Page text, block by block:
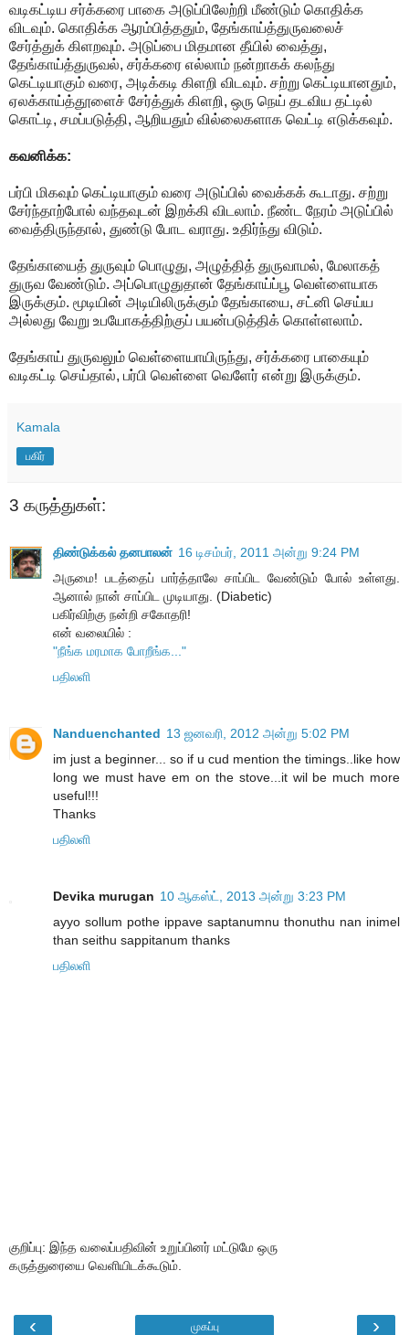
வடிகட்டிய சர்க்கரை பாகை அடுப்பிலேற்றி மீண்டும் கொதிக்க
விடவும். கொதிக்க ஆரம்பித்ததும், தேங்காய்த்துருவலைச்
சேர்த்துக் கிளறவும். அடுப்பை மிதமான தீயில் வைத்து,
தேங்காய்த்துருவல், சர்க்கரை எல்லாம் நன்றாகக் கலந்து
கெட்டியாகும் வரை, அடிக்கடி கிளறி விடவும். சற்று கெட்டியானதும்,
ஏலக்காய்த்தூளைச் சேர்த்துக் கிளறி, ஒரு நெய் தடவிய தட்டில்
கொட்டி, சமப்படுத்தி, ஆறியதும் வில்லைகளாக வெட்டி எடுக்கவும்.
கவனிக்க:
பர்பி மிகவும் கெட்டியாகும் வரை அடுப்பில் வைக்கக் கூடாது. சற்று
சேர்ந்தாற்போல் வந்தவுடன் இறக்கி விடலாம். நீண்ட நேரம் அடுப்பில்
வைத்திருந்தால், துண்டு போட வராது. உதிர்ந்து விடும்.
தேங்காயைத் துருவும் பொழுது, அழுத்தித் துருவாமல், மேலாகத்
துருவ வேண்டும். அப்பொழுதுதான் தேங்காய்ப்பூ வெள்ளையாக
இருக்கும். மூடியின் அடியிலிருக்கும் தேங்காயை, சட்னி செய்ய
அல்லது வேறு உபயோகத்திற்குப் பயன்படுத்திக் கொள்ளலாம்.
தேங்காய் துருவலும் வெள்ளையாயிருந்து, சர்க்கரை பாகையும்
வடிகட்டி செய்தால், பர்பி வெள்ளை வெளேர் என்று இருக்கும்.
Kamala
பகிர்
3 கருத்துகள்:
திண்டுக்கல் தனபாலன் 16 டிசம்பர், 2011 அன்று 9:24 PM
அருமை! படத்தைப் பார்த்தாலே சாப்பிட வேண்டும் போல் உள்ளது.
ஆனால் நான் சாப்பிட முடியாது. (Diabetic)
பகிர்விற்கு நன்றி சகோதரி!
என் வலையில் :
"நீங்க மரமாக போறீங்க..."
பதிலளி
Nanduenchanted 13 ஜனவரி, 2012 அன்று 5:02 PM
im just a beginner... so if u cud mention the timings..like how
long we must have em on the stove...it wil be much more
useful!!!
Thanks
பதிலளி
Devika murugan 10 ஆகஸ்ட், 2013 அன்று 3:23 PM
ayyo sollum pothe ippave saptanumnu thonuthu nan inimel
than seithu sappitanum thanks
பதிலளி
குறிப்பு: இந்த வலைப்பதிவின் உறுப்பினர் மட்டுமே ஒரு
கருத்துரையை வெளியிடக்கூடும்.
‹ ›
முகப்பு